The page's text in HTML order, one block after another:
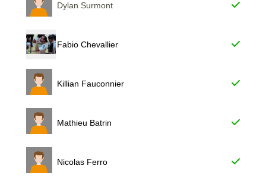
Dylan Surmont
Fabio Chevallier
Killian Fauconnier
Mathieu Batrin
Nicolas Ferro